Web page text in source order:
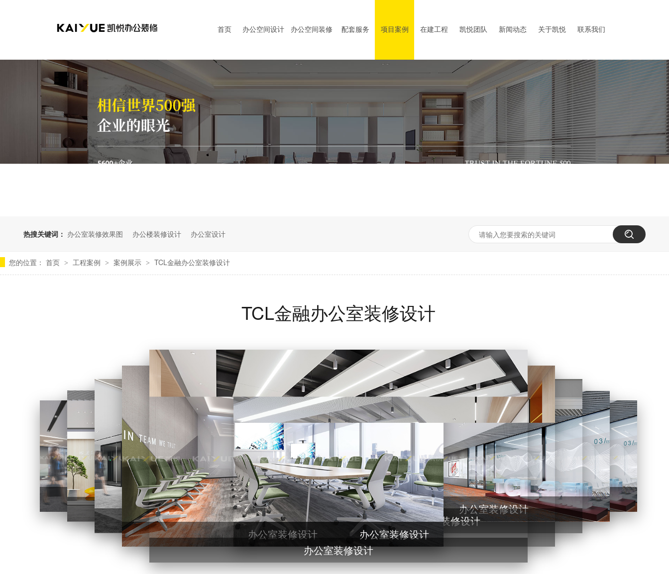
首页 办公空间设计 办公空间装修 配套服务 项目案例 在建工程 凯悦团队 新闻动态 关于凯悦 联系我们
热搜关键词： 办公室装修效果图 办公楼装修设计 办公室设计
您的位置： 首页 > 工程案例 > 案例展示 > TCL金融办公室装修设计
TCL金融办公室装修设计
办公室装修设计
办公室装修设计
办公室装修设计
办公室装修设计
办公室装修设计
办公室装修设计
办公室装修设计
办公室装修设计
办公室装修设计